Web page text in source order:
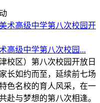
高级中学第八次校园...
校区）第八次校园开放日
长如约而至，延续前七场
色名校的育人风采，在一
赴与梦想的第八次相逢。